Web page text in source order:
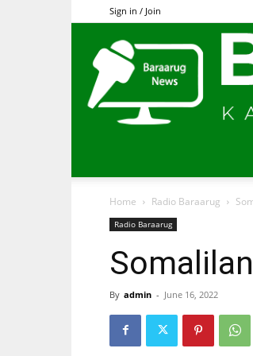
Sign in / Join
Home Radio Baraarug
Radio Baraarug
By admin - June 16, 2022